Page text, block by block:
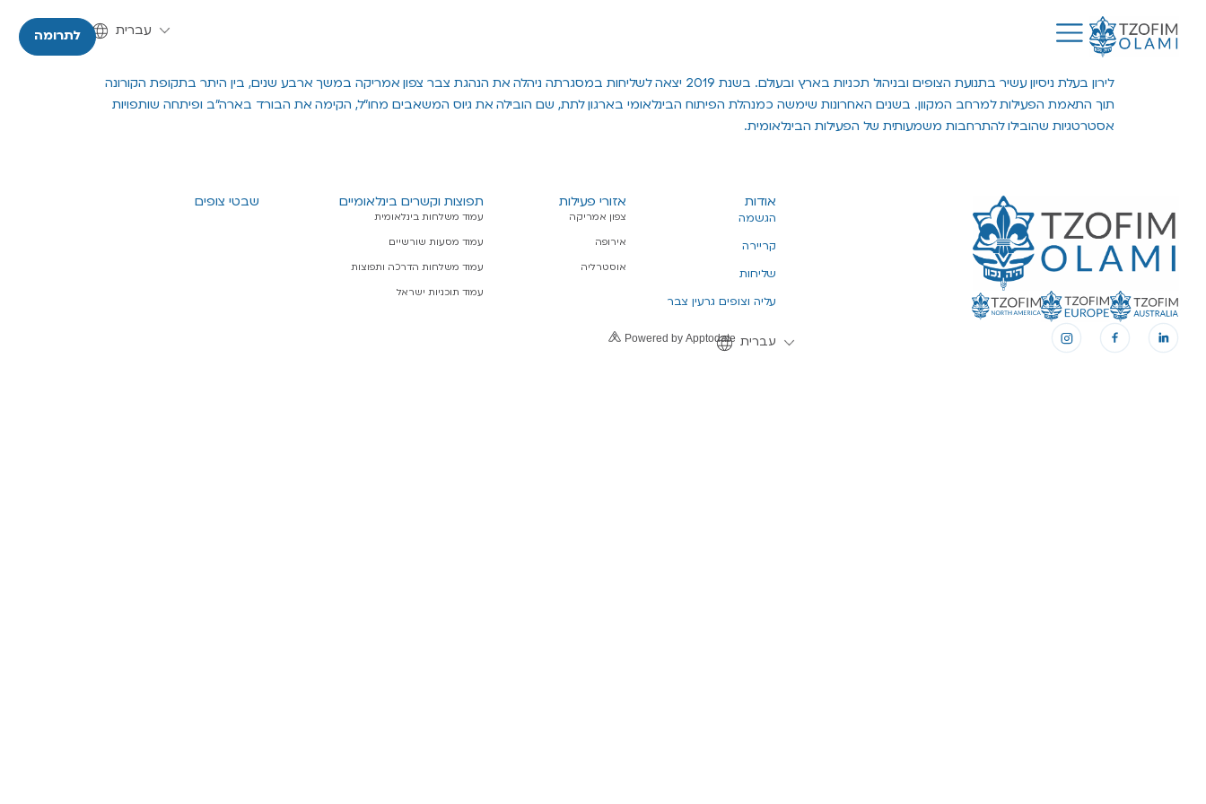
עברית
English לתרומה
לירון בעלת ניסיון עשיר בתנועת הצופים ובניהול תכניות בארץ ובעולם. בשנת 2019 יצאה לשליחות במסגרתה ניהלה את הנהגת צבר צפון אמריקה במשך ארבע שנים, בין היתר בתקופת הקורונה
תוך התאמת הפעילות למרחב המקוון. בשנים האחרונות שימשה כמנהלת הפיתוח הבינלאומי בארגון לתת, שם הובילה את גיוס המשאבים מחו״ל, הקימה את הבורד בארה״ב ופיתחה שותפויות
אסטרטגיות שהובילו להתרחבות משמעותית של הפעילות הבינלאומית.
אודות
הגשמה
קריירה
שליחות
עליה וצופים גרעין צבר
אזורי פעילות
צפון אמריקה
אירופה
אוסטרליה
תפוצות וקשרים בינלאומיים
עמוד משלחות בינלאומית
עמוד מסעות שורשיים
עמוד משלחות הדרכה ותפוצות
עמוד תוכניות ישראל
שבטי צופים
עברית
English
Powered by Apptodate